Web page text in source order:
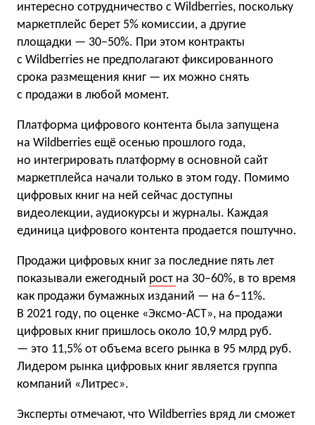
интересно сотрудничество с Wildberries, поскольку
маркетплейс берет 5% комиссии, а другие
площадки — 30−50%. При этом контракты
с Wildberries не предполагают фиксированного
срока размещения книг — их можно снять
с продажи в любой момент.
Платформа цифрового контента была запущена
на Wildberries ещё осенью прошлого года,
но интегрировать платформу в основной сайт
маркетплейса начали только в этом году. Помимо
цифровых книг на ней сейчас доступны
видеолекции, аудиокурсы и журналы. Каждая
единица цифрового контента продается поштучно.
Продажи цифровых книг за последние пять лет
показывали ежегодный рост на 30−60%, в то время
как продажи бумажных изданий — на 6−11%.
В 2021 году, по оценке «Эксмо-АСТ», на продажи
цифровых книг пришлось около 10,9 млрд руб.
— это 11,5% от объема всего рынка в 95 млрд руб.
Лидером рынка цифровых книг является группа
компаний «Литрес».
Эксперты отмечают, что Wildberries вряд ли сможет